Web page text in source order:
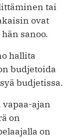
tai
ovat
sanoo.
hallita
budjetoida
budjetissa.
ajan
on
on